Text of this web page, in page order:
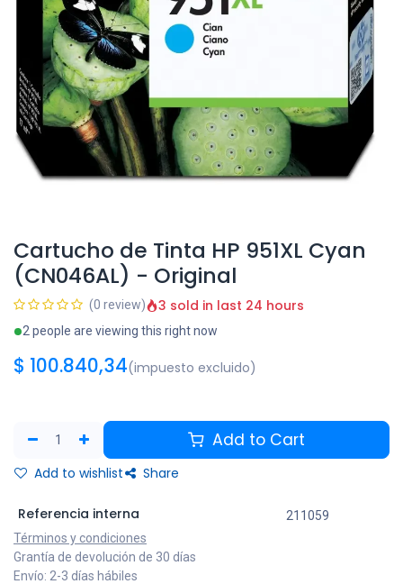
Cartucho de Tinta HP 951XL Cyan
(CN046AL) - Original
(0 review) 3 sold in last 24 hours
2 people are viewing this right now
$ 100.840,34(impuesto excluido)
Add to Cart
Add to wishlist Share
Referencia interna
211059
Términos y condiciones
Grantía de devolución de 30 días
Envío: 2-3 días hábiles